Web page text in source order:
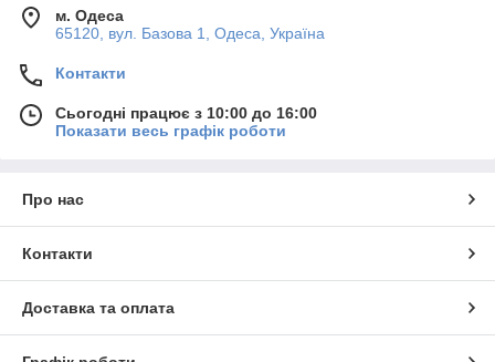
м. Одеса
65120, вул. Базова 1, Одеса, Україна
Контакти
Сьогодні працює з 10:00 до 16:00
Показати весь графік роботи
Про нас
Контакти
Доставка та оплата